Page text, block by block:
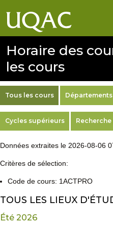
Horaire des
les cours
Tous les cours Départements
Cycles supérieurs
Données extraites le 2026-08-06
Critères de sélection:
Code de cours: 1ACTPRO
TOUS LES LIEUX
Été 2026